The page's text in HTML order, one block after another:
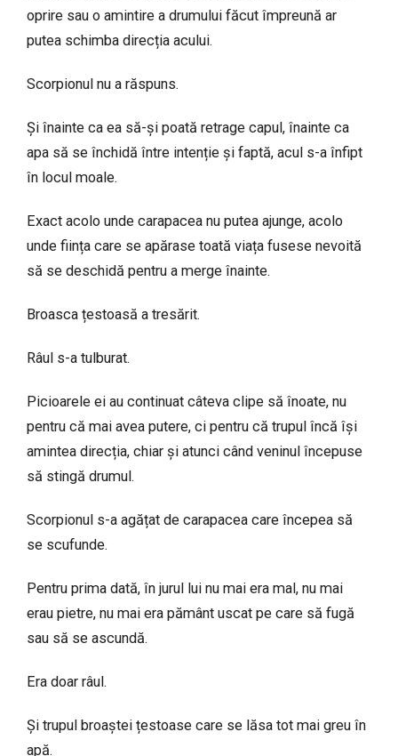
oprire sau o amintire a drumului făcut împreună ar
putea schimba direcția acului.
Scorpionul nu a răspuns.
Și înainte ca ea să-și poată retrage capul, înainte ca
apa să se închidă între intenție și faptă, acul s-a înfipt
în locul moale.
Exact acolo unde carapacea nu putea ajunge, acolo
unde ființa care se apărase toată viața fusese nevoită
să se deschidă pentru a merge înainte.
Broasca țestoasă a tresărit.
Râul s-a tulburat.
Picioarele ei au continuat câteva clipe să înoate, nu
pentru că mai avea putere, ci pentru că trupul încă își
amintea direcția, chiar și atunci când veninul începuse
să stingă drumul.
Scorpionul s-a agățat de carapacea care începea să
se scufunde.
Pentru prima dată, în jurul lui nu mai era mal, nu mai
erau pietre, nu mai era pământ uscat pe care să fugă
sau să se ascundă.
Era doar râul.
Și trupul broaștei țestoase care se lăsa tot mai greu în
apă.